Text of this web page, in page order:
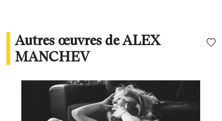
Autres œuvres de ALEX
MANCHEV